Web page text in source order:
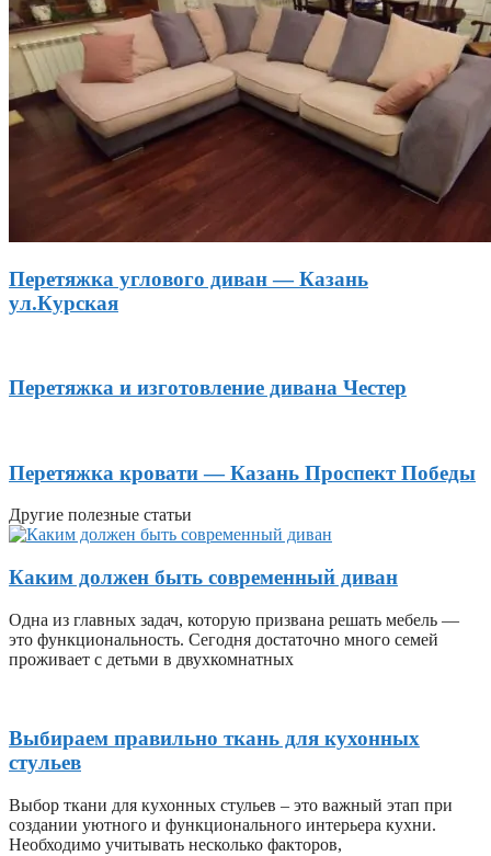
Перетяжка углового диван — Казань
ул.Курская
Перетяжка и изготовление дивана Честер
Перетяжка кровати — Казань Проспект Победы
Другие полезные статьи
Каким должен быть современный диван
Одна из главных задач, которую призвана решать мебель —
это функциональность. Сегодня достаточно много семей
проживает с детьми в двухкомнатных
Выбираем правильно ткань для кухонных
стульев
Выбор ткани для кухонных стульев – это важный этап при
создании уютного и функционального интерьера кухни.
Необходимо учитывать несколько факторов,